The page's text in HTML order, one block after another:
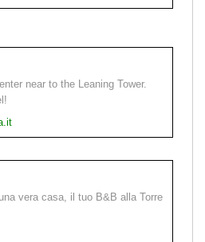
near to the Leaning Tower.
vera casa, il tuo B&B alla Torre